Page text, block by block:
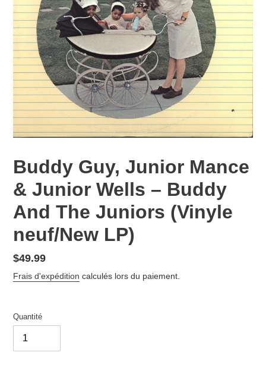
Buddy Guy, Junior Mance
& Junior Wells – Buddy
And The Juniors (Vinyle
neuf/New LP)
Prix
normal
$49.99
Frais d'expédition calculés lors du paiement.
Quantité